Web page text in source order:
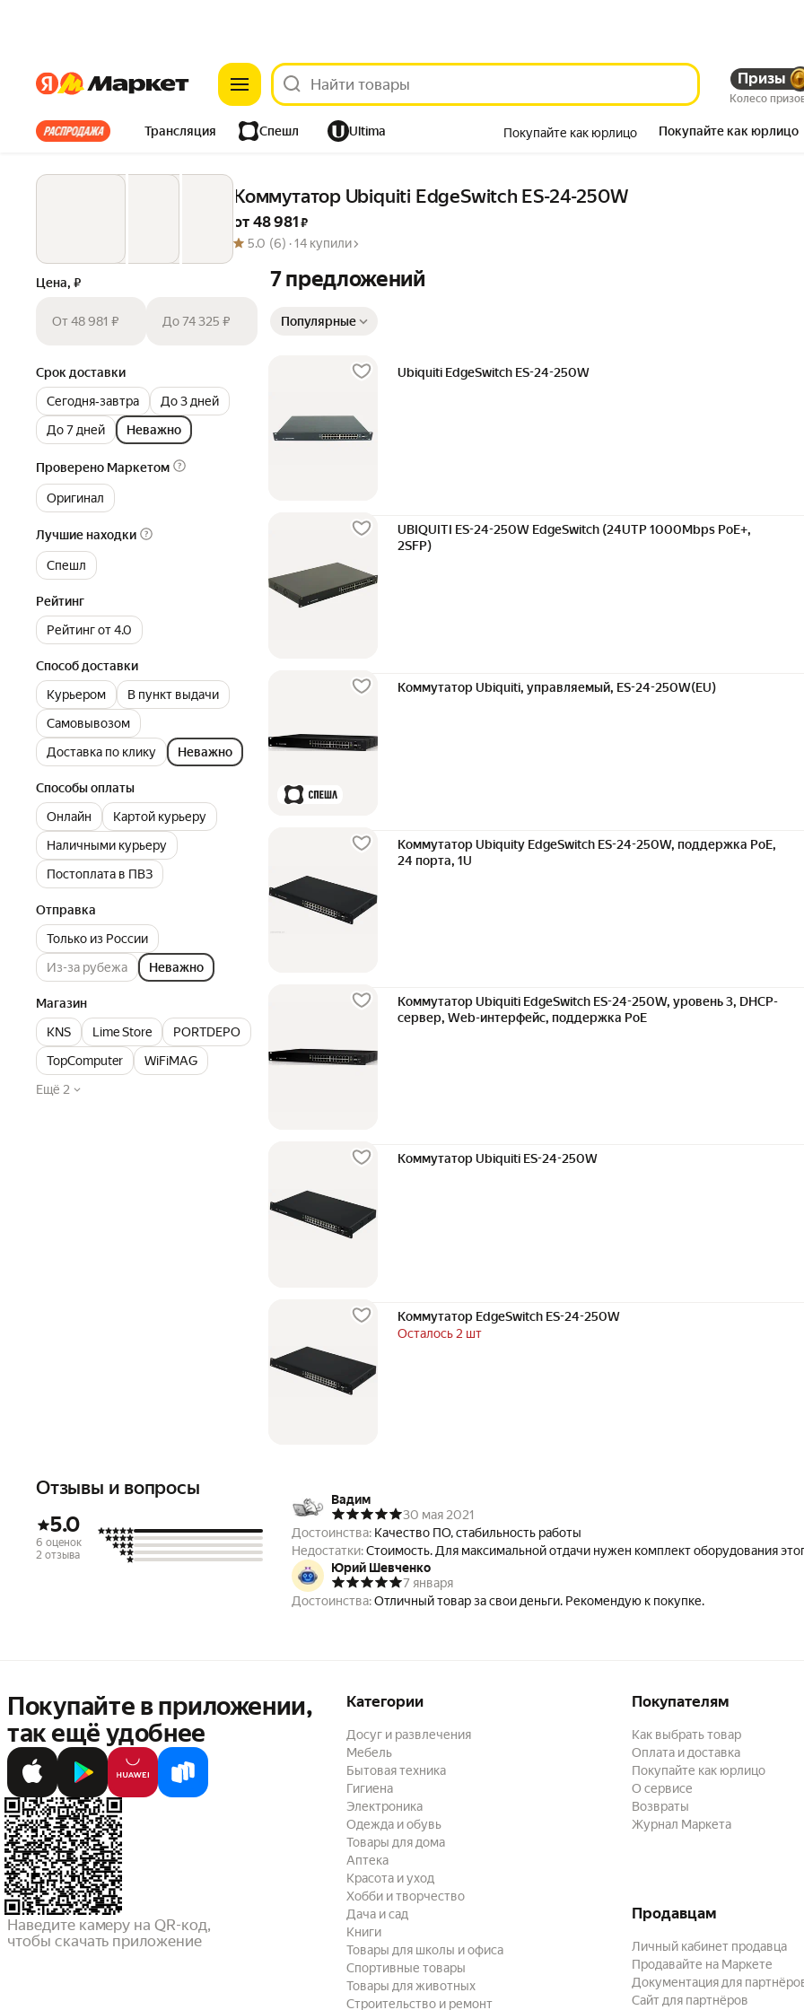
ЯндексЯндекс Призы
Колесо
Все хиты Трансляция Спешл Ultima
Из-за рубежа Одежда Дом
Покупайте как юрлицо Покупайте как юрлицо
Коммутатор Ubiquiti EdgeSwitch ES-24-250W
от 48 981 ₽
5.0 (6) ·14 купили
Цена, ₽
От 48 981 ₽ До 74 325 ₽
Срок доставки
Сегодня‐завтра
До 3 дней
До 7 дней
Неважно
Проверено Маркетом
Оригинал
Лучшие находки
Спешл
Рейтинг
Рейтинг от 4.0
Способ доставки
Курьером
В пункт выдачи
Самовывозом
Доставка по клику
Неважно
Способы оплаты
Онлайн
Картой курьеру
Наличными курьеру
Постоплата в ПВЗ
Отправка
Только из России
Из-за рубежа
Неважно
Магазин
KNS
Lime Store
PORTDEPO
TopComputer
WiFiMAG
Ещё 2
7 предложений
Популярные
Ubiquiti EdgeSwitch ES-24-250W
UBIQUITI ES-24-250W EdgeSwitch (24UTP 1000Mbps PoE+,
2SFP)
Коммутатор Ubiquiti, управляемый, ES-24-250W(EU)
Коммутатор Ubiquity EdgeSwitch ES-24-250W, поддержка PoE,
24 порта, 1U
Коммутатор Ubiquiti EdgeSwitch ES-24-250W, уровень 3, DHCP-
сервер, Web-интерфейс, поддержка PoE
Коммутатор Ubiquiti ES-24-250W
Коммутатор EdgeSwitch ES-24-250W
Осталось 2 шт
Отзывы и вопросы
5.0
6 оценок
2 отзыва
Вадим
30 мая 2021
Достоинства: Качество ПО, стабильность работы
Недостатки:Стоимость. Для максимальной отдачи нужен комплект оборудования
Юрий Шевченко
7 января
Достоинства:Отличный товар за свои деньги. Рекомендую к покупке.
Покупайте в приложении,
так ещё удобнее
Наведите камеру на QR-код,
чтобы скачать приложение
Категории
Досуг и развлечения
Мебель
Бытовая техника
Гигиена
Электроника
Одежда и обувь
Товары для дома
Аптека
Красота и уход
Хобби и творчество
Дача и сад
Книги
Товары для школы и офиса
Спортивные товары
Товары для животных
Строительство и ремонт
Покупателям
Как выбрать товар
Оплата и доставка
Покупайте как юрлицо
О сервисе
Возвраты
Журнал Маркета
Продавцам
Личный кабинет продавца
Продавайте на Маркете
Документация для
Сайт для партнёров